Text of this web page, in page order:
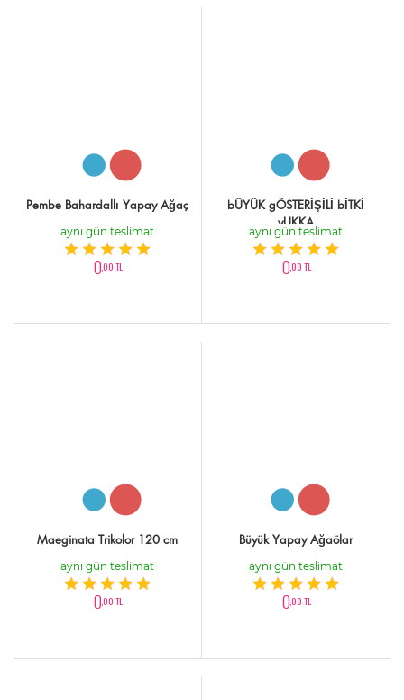
Pembe Bahardallı Yapay Ağaç
aynı gün teslimat
0,00 TL
bÜYÜK gÖSTERİŞİLİ bİTKİ
yUKKA
aynı gün teslimat
0,00 TL
Maeginata Trikolor 120 cm
aynı gün teslimat
0,00 TL
Büyük Yapay Ağaölar
aynı gün teslimat
0,00 TL